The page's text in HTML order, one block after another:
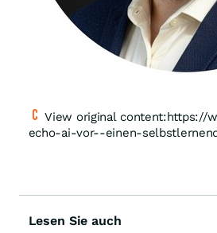
View original content:https://
echo-ai-vor--einen-
Lesen Sie auch